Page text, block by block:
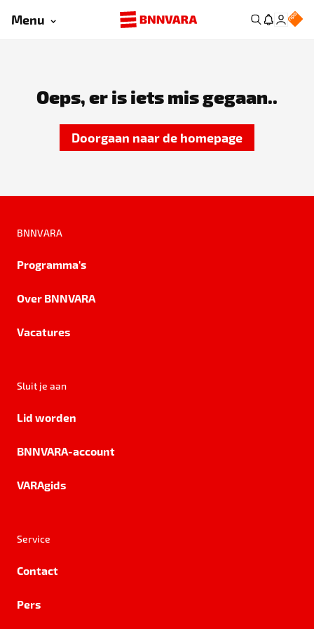
Menu
Oeps, er is iets mis gegaan..
Doorgaan naar de homepage
BNNVARA
Programma's
Over BNNVARA
Vacatures
Sluit je aan
Lid worden
BNNVARA-account
VARAgids
Service
Contact
Pers